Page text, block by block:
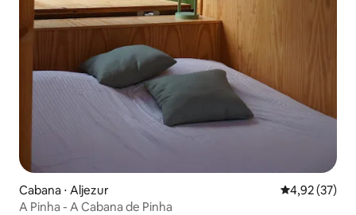
Cabana ⋅ Aljezur 4,92 de uma
4,92 (37)
A Pinha - A Cabana de Pinha